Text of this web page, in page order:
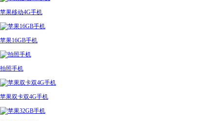
苹果移动4G手机
苹果16GB手机
拍照手机
苹果双卡双4G手机